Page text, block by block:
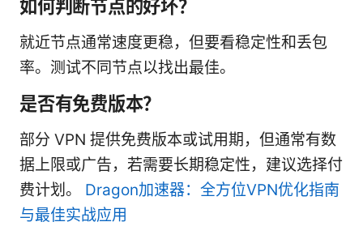
如何判断节点的好坏？
就近节点通常速度更稳，但要看稳定性和丢包
率。测试不同节点以找出最佳。
是否有免费版本？
部分 VPN 提供免费版本或试用期，但通常有数
据上限或广告，若需要长期稳定性，建议选择付
费计划。 Dragon加速器：全方位VPN优化指南
与最佳实战应用